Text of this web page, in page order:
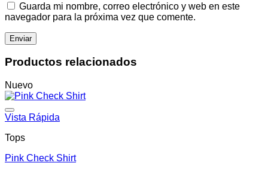
Guarda mi nombre, correo electrónico y web en este
navegador para la próxima vez que comente.
Productos relacionados
Nuevo
Vista Rápida
Tops
Pink Check Shirt